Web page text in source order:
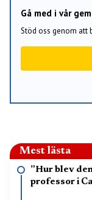
Gå med i vår
Stöd oss genom att
Mest lästa
”Hur blev
professor i